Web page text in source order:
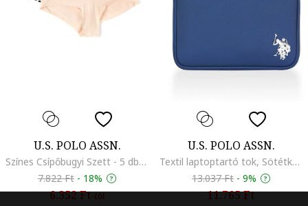
U.S. POLO ASSN.
Színes Csípőbugyi Szett - 5 db, Fehér/Fekete/Bézs
7.822 Ft - 18%
6.352 Ft-tól
U.S. POLO ASSN.
Textil laptoptartó tok, Sötétkék, 29.5x20x1
13.037 Ft - 9%
11.765 Ft